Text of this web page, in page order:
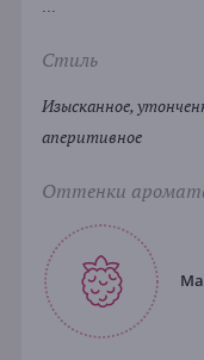
...
Стиль
Изысканное,
аперитивное
Оттенки